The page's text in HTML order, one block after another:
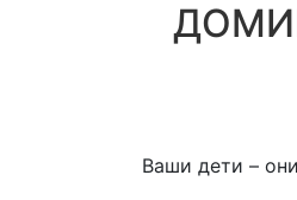
Ваши дети –